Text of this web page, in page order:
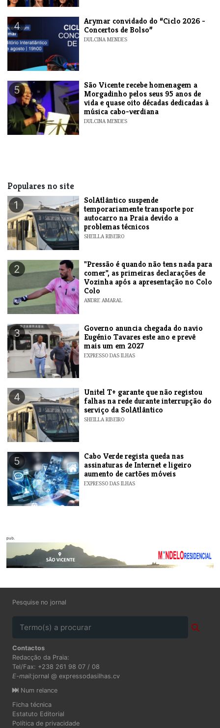
4
​Arymar convidado do “Ciclo 2026 -
Concertos de Bolso”
DULCINA MENDES
5
​São Vicente recebe homenagem a
Morgadinho pelos seus 95 anos de
vida e quase oito décadas dedicadas à
música cabo-verdiana
DULCINA MENDES
Populares no site
1
SolAtlântico suspende
temporariamente transporte por
autocarro na Praia devido a
problemas técnicos
SHEILLA RIBEIRO
2
"Pressão é quando não tens nada para
comer", as primeiras declarações de
Vozinha após a apresentação no Colo
Colo
ANDRE AMARAL
3
Governo anuncia chegada do navio
Eugénio Tavares este ano e prevê
mais um em 2027
EXPRESSO DAS ILHAS
4
Unitel T+ garante que não registou
falhas na rede durante interrupção do
serviço da SolAtlântico
SHEILLA RIBEIRO
5
Cabo Verde regista queda nas
assinaturas de Internet e ligeiro
aumento de cartões móveis
EXPRESSO DAS ILHAS
pub.
Pesquise no jornal
Contactos
Redacção da Praia:
Tel/Fax: +238 261 98 07 / 08
E-mail:jornal @ expressodasilhas.cv
Num relance
Ficha técnica
Estatuto Editorial
Política de privacidade